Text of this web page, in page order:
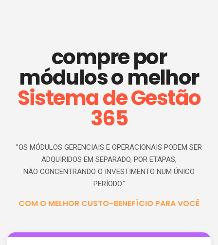
compre por
módulos o melhor
Sistema deGestão
365
"OS MÓDULOS GERENCIAIS E OPERACIONAIS PODEM SER
ADQUIRIDOS EM SEPARADO, POR ETAPAS,
NÃO CONCENTRANDO O INVESTIMENTO NUM ÚNICO
PERÍODO."
COM O MELHOR CUSTO-BENEFÍCIO PARA VOCÊ